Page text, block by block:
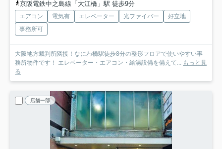
京阪電鉄中之島線「大江橋」駅 徒歩9分
エアコン 電気有 エレベーター 光ファイバー
好立地
事務所可
大阪地方裁判所隣接！なにわ橋駅徒歩8分の整形フロアで使いやすい事
務所物件です！ エレベーター・エアコン・給湯設備を備えて... もっと見
る
店舗一部